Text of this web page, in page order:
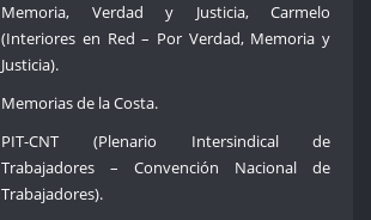
Memoria, Verdad y Justicia, Carmelo
(Interiores en Red – Por Verdad, Memoria y
Justicia).
Memorias de la Costa.
PIT-CNT (Plenario Intersindical de
Trabajadores – Convención Nacional de
Trabajadores).